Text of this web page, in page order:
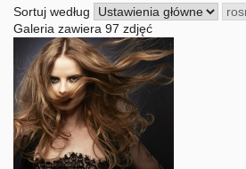
Sortuj według
Galeria zawiera 97 zdjęć